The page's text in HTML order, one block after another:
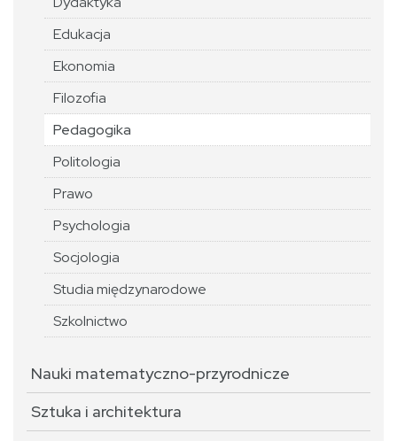
Edukacja
Ekonomia
Filozofia
Pedagogika
Politologia
Prawo
Psychologia
Socjologia
Studia międzynarodowe
Szkolnictwo
Nauki matematyczno-przyrodnicze
Sztuka i architektura